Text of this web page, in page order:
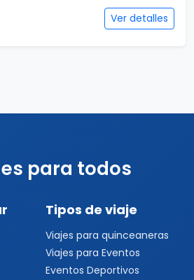
Ver detalles
para todos
Tipos de viaje
Viajes para quinceaneras
Viajes para Eventos
Eventos Deportivos